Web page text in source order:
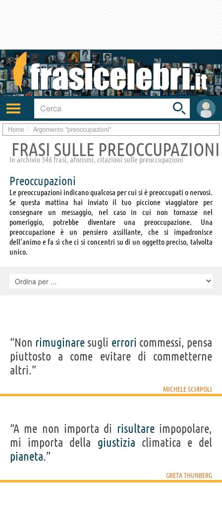
Attiva/disattiva
navigazione
User
area
Toggle
search
bar
Home Argomento "preoccupazioni"
FRASI SULLE PREOCCUPAZIONI
In archivio 346 frasi, aforismi, citazioni sulle preoccupazioni
Preoccupazioni
Le preoccupazioni indicano qualcosa per cui si è preoccupati o nervosi.
Se questa mattina hai inviato il tuo piccione viaggiatore per
consegnare un messaggio, nel caso in cui non tornasse nel
pomeriggio, potrebbe diventare una preoccupazione. Una
preoccupazione è un pensiero assillante, che si impadronisce
dell'animo e fa sì che ci si concentri su di un oggetto preciso, talvolta
unico.
“Non rimuginare sugli errori commessi, pensa
piuttosto a come evitare di commetterne
altri.”
MICHELE SCIRPOLI
“A me non importa di risultareimpopolare,
mi importa della giustizia climatica e del
pianeta.”
GRETA THUNBERG